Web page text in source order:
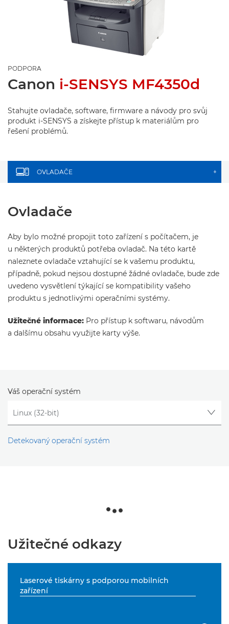
PODPORA
Canon i-SENSYS MF4350d
Stahujte ovladače, software, firmware a návody pro svůj
produkt i-SENSYS a získejte přístup k materiálům pro
řešení problémů.
OVLADAČE +
Ovladače
Aby bylo možné propojit toto zařízení s počítačem, je
u některých produktů potřeba ovladač. Na této kartě
naleznete ovladače vztahující se k vašemu produktu,
případně, pokud nejsou dostupné žádné ovladače, bude zde
uvedeno vysvětlení týkající se kompatibility vašeho
produktu s jednotlivými operačními systémy.
Užitečné informace: Pro přístup k softwaru, návodům
a dalšímu obsahu využijte karty výše.
Váš operační systém
Detekovaný operační systém
Užitečné odkazy
Laserové tiskárny s podporou mobilních
zařízení